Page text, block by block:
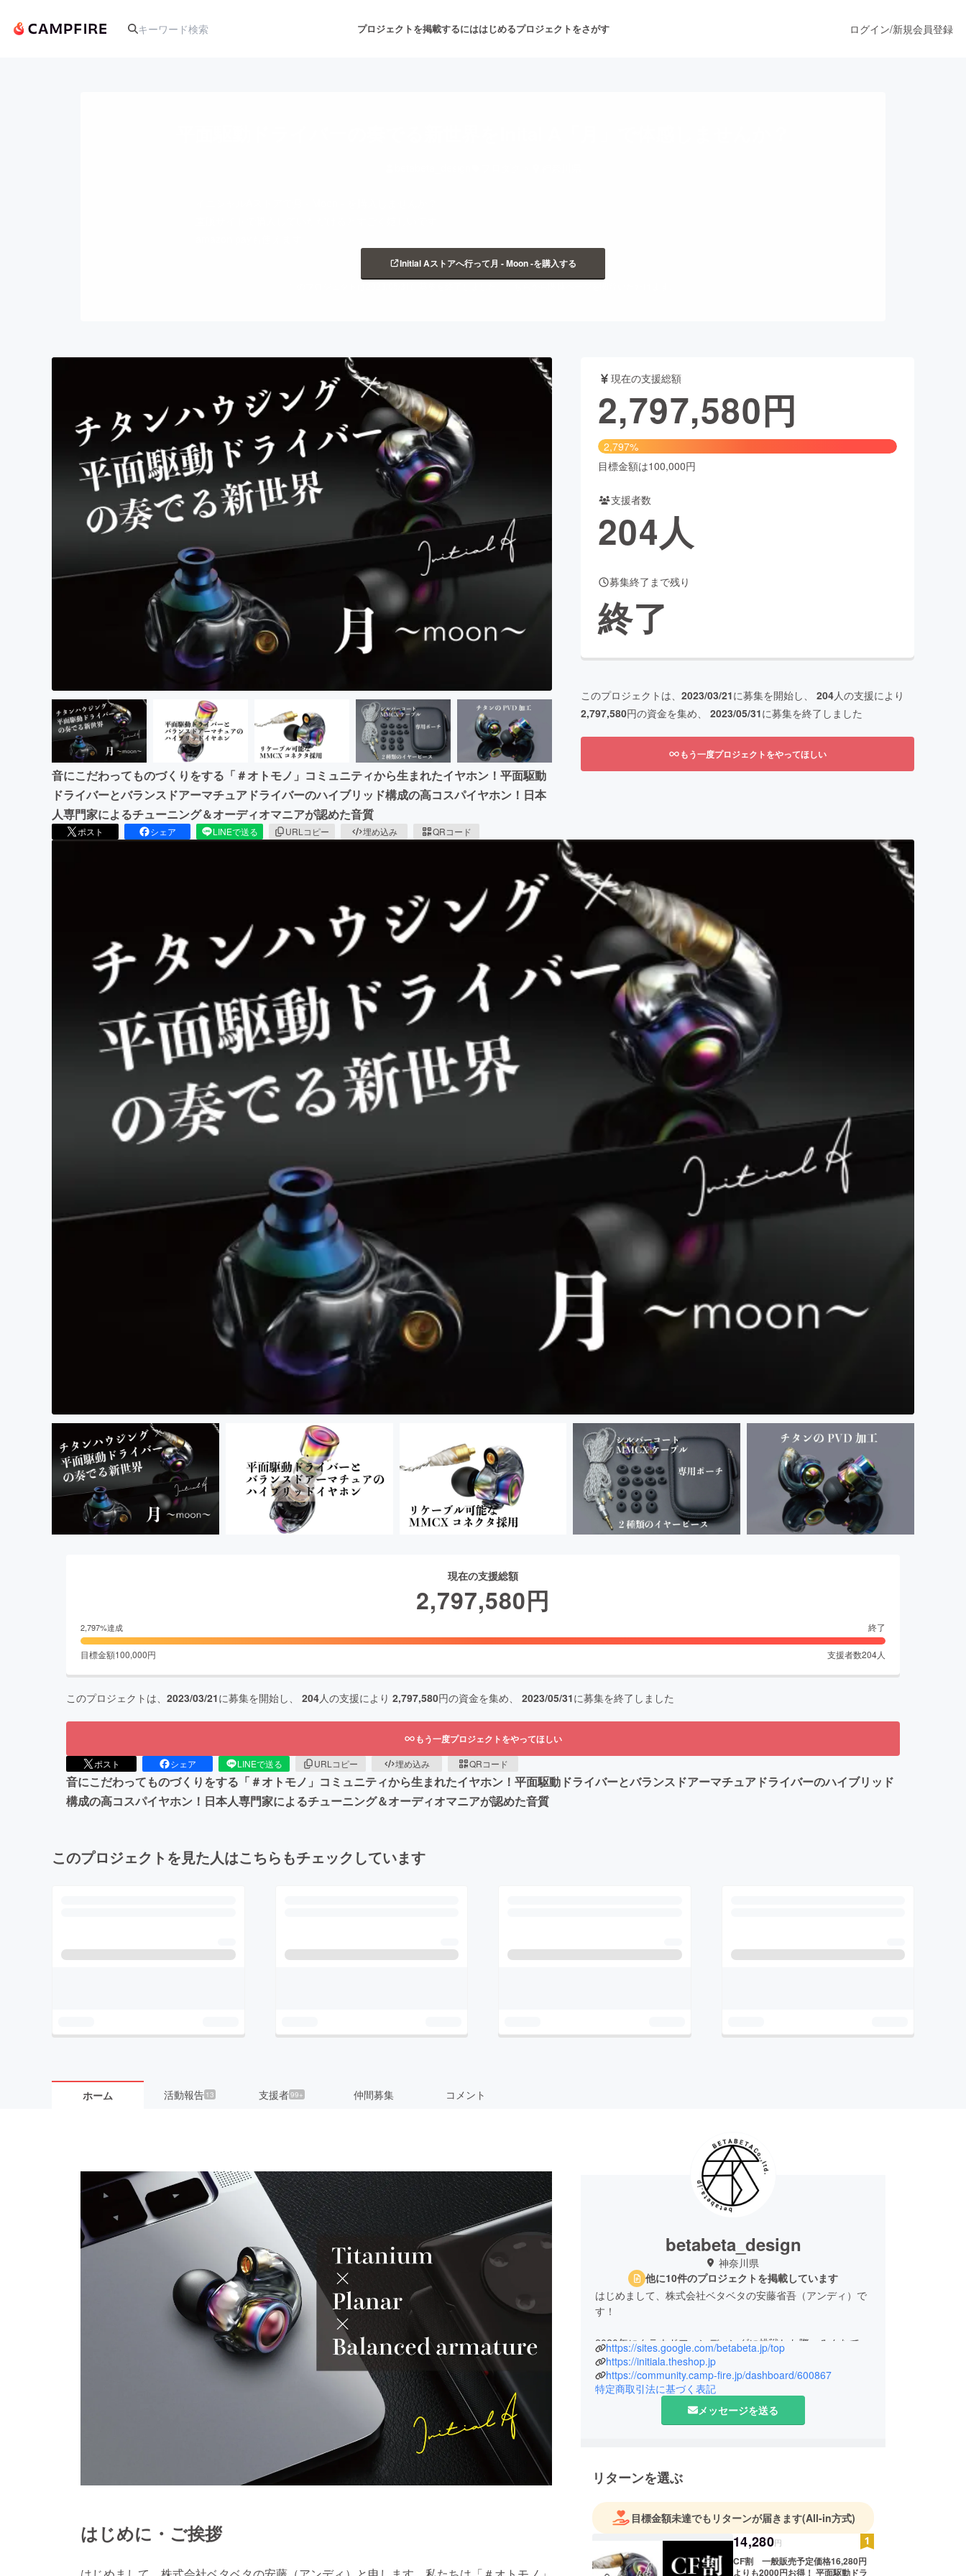
プロジェクトを掲載するにははじめるプロジェクトをさがす
書籍・雑誌出版 アニメ・漫画
CAMPFIRE for Social Good
CAMPFIRE Creation
CAMPFIREふるさと納税
ログイン/新規会員登録
Initial Aストアへ行って月 - Moon -を購入する
音にこだわってものづくりをする「＃オトモノ」コミュニティから生まれたイヤホン！平面駆動
ドライバーとバランスドアーマチュアドライバーのハイブリッド構成の高コスパイヤホン！日本
人専門家によるチューニング＆オーディオマニアが認めた音質
ポスト シェア LINEで送る URLコピー 埋め込み QRコード
現在の支援総額
2,797,580円
2,797%
目標金額は100,000円
支援者数
204人
募集終了まで残り
終了
このプロジェクトは、 2023/03/21に募集を開始し、 204人の支援により
2,797,580円の資金を集め、 2023/05/31に募集を終了しました
もう一度プロジェクトをやってほしい
現在の支援総額
2,797,580円
2,797%達成 終了
目標金額100,000円 支援者数204人
このプロジェクトは、 2023/03/21に募集を開始し、 204人の支援により 2,797,580円の資金を集め、 2023/05/31に募集を終了しました
もう一度プロジェクトをやってほしい
ポスト シェア LINEで送る URLコピー 埋め込み QRコード
音にこだわってものづくりをする「＃オトモノ」コミュニティから生まれたイヤホン！平面駆動ドライバーとバランスドアーマチュアドライバーのハイブリッド
構成の高コスパイヤホン！日本人専門家によるチューニング＆オーディオマニアが認めた音質
このプロジェクトを見た人はこちらもチェックしています
ホーム 活動報告 13 支援者99+ 仲間募集 コメント
はじめに・ご挨拶
betabeta_design
神奈川県
他に10件のプロジェクトを掲載しています
はじめまして、株式会社ベタベタの安藤省吾（アンディ）で
す！
2020年にクラウドファンディングに挑戦した際、みんなで一
緒にものづくりをする楽しさを感じ、そこからコミュニティ
を立ち上げました。今では、プロダクトやフード系のプロ
ジェクトに日々挑戦しています。
世の中にはたくさんのモノが溢れていますが、やっぱり「こ
れからもどんどん新しいプロダクトやフードプロジェクトを
企画していくつもりです！
ニッチな商品でも、誰かに「これが欲しかったんだ！」と
思ってもらえる瞬間を作りたい。それが私たちの目標です。
皆さんと一緒にそんな瞬間を増やしていけたら嬉しいです！
https://sites.google.com/betabeta.jp/top
https://initiala.theshop.jp
https://community.camp-fire.jp/dashboard/600867
特定商取引法に基づく表記
メッセージを送る
リターンを選ぶ
目標金額未達でもリターンが届きます(All-in方式)
14,280円
CF割 一般販売予定価格16,280円
よりも2000円お得！ 平面駆動ドラ